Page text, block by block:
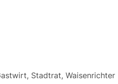
Stadtrat, Waisenrichter